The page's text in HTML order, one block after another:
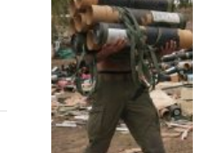
əməliyyatı zəiflədikcə şimal
Qəzzadan qoşunlarını...
İyul 31, 2025